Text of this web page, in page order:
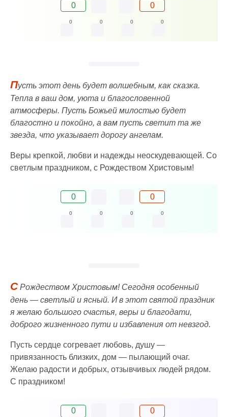
0 0
0 0 0 0
Пусть этот день будет волшебным, как сказка.
Тепла в ваш дом, уюта и благословенной
атмосферы. Пусть Божьей милостью будет
благостно и покойно, а вам пусть светит та же
звезда, что указывает дорогу ангелам.
Веры крепкой, любви и надежды неоскудевающей. Со
светлым праздником, с Рождеством Христовым!
0 0
0 0 0 0
СРождеством Христовым! Сегодня особенный
день — светлый и ясный. И в этот святой праздник
я желаю большого счастья, веры и благодати,
доброго жизненного пути и избавления от невзгод.
Пусть сердце согревает любовь, душу —
привязанность близких, дом — пылающий очаг.
Желаю радости и добрых, отзывчивых людей рядом.
С праздником!
0 0